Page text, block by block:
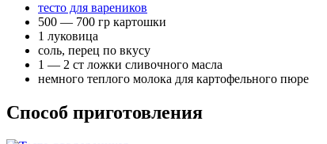
тесто для вареников
500 — 700 гр картошки
1 луковица
соль, перец по вкусу
1 — 2 ст ложки сливочного масла
немного теплого молока для картофельного пюре
Способ приготовления